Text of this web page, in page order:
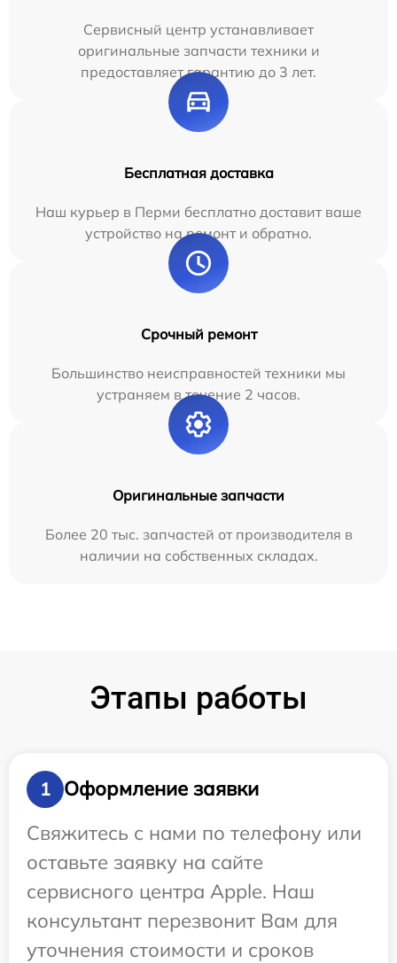
Сервисный центр устанавливает
оригинальные запчасти техники и
предоставляет гарантию до 3 лет.
Бесплатная доставка
Наш курьер в Перми бесплатно доставит ваше
устройство на ремонт и обратно.
Срочный ремонт
Большинство неисправностей техники мы
устраняем в течение 2 часов.
Оригинальные запчасти
Более 20 тыс. запчастей от производителя в
наличии на собственных складах.
Этапы работы
1
Оформление заявки
Свяжитесь с нами по телефону или
оставьте заявку на сайте
сервисного центра Apple. Наш
консультант перезвонит Вам для
уточнения стоимости и сроков